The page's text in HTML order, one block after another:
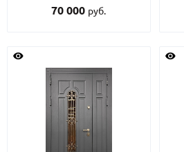
латунным отбойником
70 000 руб.